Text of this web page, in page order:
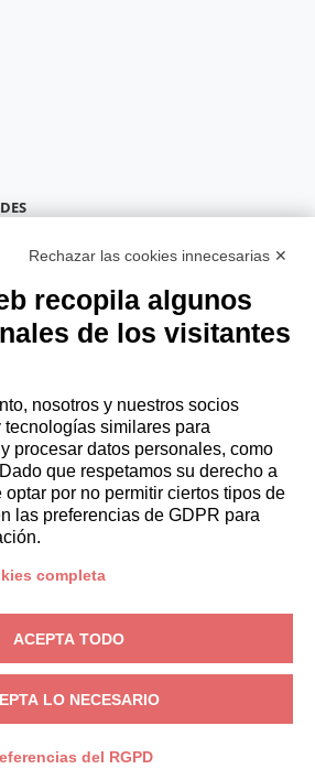
08839180968 -PMI Innovativa
-Cookies-Whistleblowing
Rechazar las cookies innecesarias ✕
recopila algunos
de los visitantes
nosotros y nuestros socios
similares para
procesar datos personales, como
que respetamos su derecho a
por no permitir ciertos tipos de
las preferencias de GDPR para
completa
ACEPTA TODO
LO NECESARIO
del RGPD